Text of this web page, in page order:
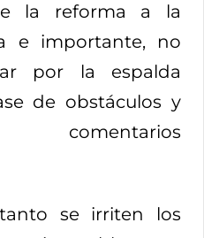
la reforma a la
e importante, no
por la espalda
de obstáculos y
comentarios
se irriten los